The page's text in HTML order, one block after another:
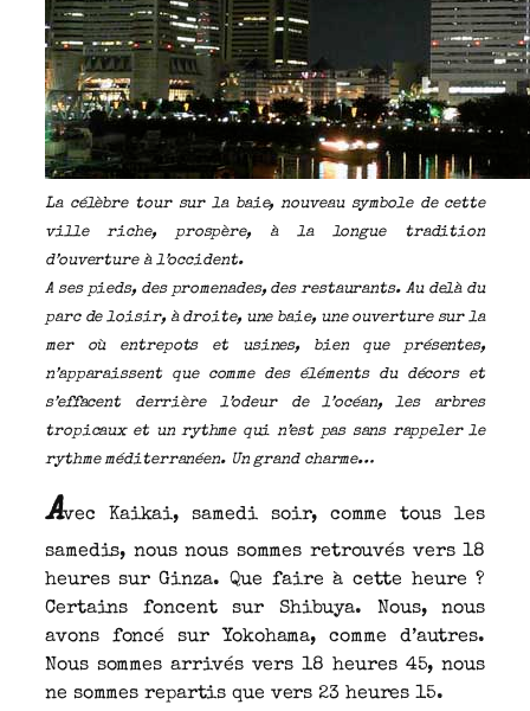
La célèbre tour sur la baie, nouveau symbole de cette
ville riche, prospère, à la longue tradition
d’ouverture à l’occident.
A ses pieds, des promenades, des restaurants. Au delà du
parc de loisir, à droite, une baie, une ouverture sur la
mer où entrepots et usines, bien que présentes,
n’apparaissent que comme des éléments du décors et
s’effacent derrière l’odeur de l’océan, les arbres
tropicaux et un rythme qui n’est pas sans rappeler le
rythme méditerranéen. Un grand charme…
Avec Kaikai, samedi soir, comme tous les
samedis, nous nous sommes retrouvés vers 18
heures sur Ginza. Que faire à cette heure ?
Certains foncent sur Shibuya. Nous, nous
avons foncé sur Yokohama, comme d’autres.
Nous sommes arrivés vers 18 heures 45, nous
ne sommes repartis que vers 23 heures 15.